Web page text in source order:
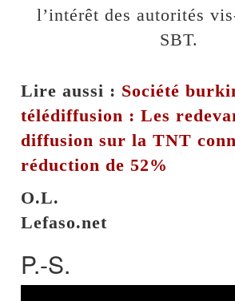
l’intérêt des autorités
SBT.
Lire aussi : Société
télédiffusion : Les
diffusion sur la TNT
réduction de 52%
O.L.
Lefaso.net
P.-S.